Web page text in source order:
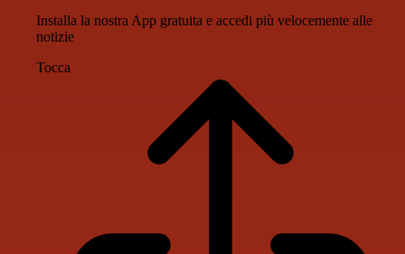
Installa la nostra App gratuita e accedi più velocemente alle
notizie
Tocca